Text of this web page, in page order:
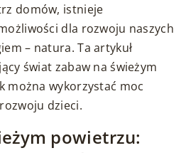
domów, istnieje
dla rozwoju naszych
– natura. Ta artykuł
świat zabaw na świeżym
można wykorzystać moc
dzieci.
powietrzu: